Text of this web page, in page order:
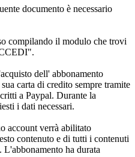
documento è necessario
compilando il modulo che trovi
dell' abbonamento
carta di credito sempre tramite
a Paypal. Durante la
i dati necessari.
account verrà abilitato
contenuto e di tutti i contenuti
ha durata